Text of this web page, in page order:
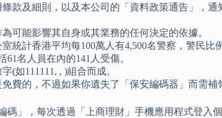
款及細則，以及本公司的「資料政策通告」，
可能影響其自身或其業務的任何決定的依據。
統計香港平均每100萬人有4,500名警察，警民
名人員在內的141人受傷。
(如111111, , )組合而成。
費的，不過如果你遺失了「保安編碼器」而需補
碼」，每次透過「上商理財」手機應用程式登入